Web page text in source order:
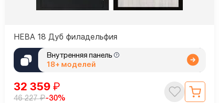
НЕВА 18 Дуб филадельфия
Внутренняя панель
18+ моделей
32 359 ₽
46 227₽-30%